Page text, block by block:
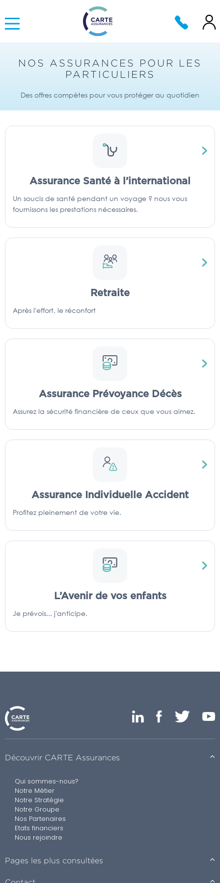
NOS ASSURANCES POUR LES
PARTICULIERS
Des offres compètes pour vous protéger au quotidien
Assurance Santé à l’international
Un soucis de santé pendant un voyage ? nous vous
fournissons les prestations nécessaires.
Retraite
Après l'effort, le réconfort
Assurance Prévoyance Décès
Assurez la sécurité financière de ceux que vous aimez.
Assurance Individuelle Accident
Profitez pleinement de votre vie.
L’Avenir de vos enfants
Je prévois... j'anticipe.
Découvrir CARTE Assurances
Qui sommes-nous?
Notre Métier
Notre Stratégie
Notre Groupe
Nos Partenaires
Etats financiers
Nous rejoindre
Pages les plus consultées